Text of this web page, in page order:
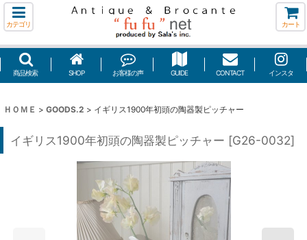
カテゴリ カート
商品検索 SHOP お客様の声 GUIDE CONTACT インスタ
ＨＯＭＥ > GOODS.2 > イギリス1900年初頭の陶器製ピッチャー
イギリス1900年初頭の陶器製ピッチャー [G26-0032]